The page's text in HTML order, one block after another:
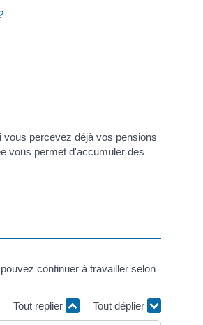
vous percevez déjà vos pensions
vous permet d'accumuler des
continuer à travailler selon
Tout replier
Tout déplier